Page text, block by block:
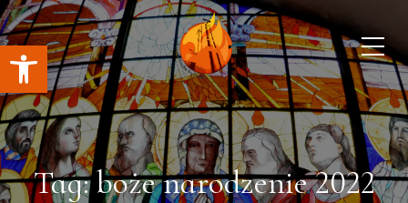
Open toolbar
Tag: boże narodzenie 2022